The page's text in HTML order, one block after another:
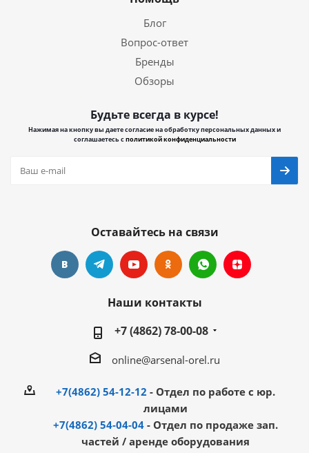
Блог
Вопрос-ответ
Бренды
Обзоры
Будьте всегда в курсе!
Нажимая на кнопку вы даете согласие на обработку персональных данных и
соглашаетесь сполитикой конфиденциальности
Оставайтесь на связи
Наши контакты
+7 (4862) 78-00-08
online@arsenal-orel.ru
+7(4862) 54-12-12 - Отдел по работе с юр.
лицами
+7(4862) 54-04-04 - Отдел по продаже зап.
частей / аренде оборудования